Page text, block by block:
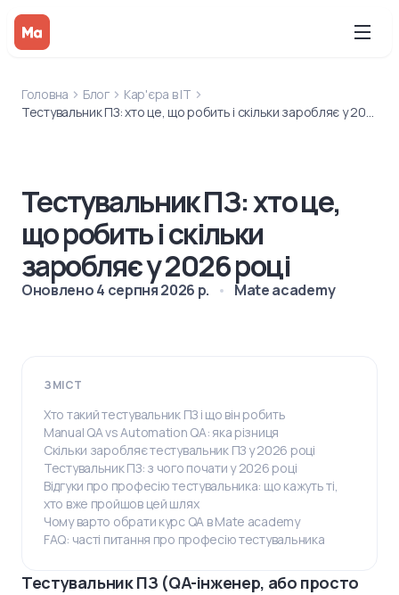
Головна Блог
Кар'єра в IT
Тестувальник ПЗ: хто це, що робить і скільки заробляє у 2026 році
Тестувальник ПЗ: хто це,
що робить і скільки
заробляє у 2026 році
Оновлено4 серпня 2026 р. Mate academy
ЗМІСТ
Хто такий тестувальник ПЗ і що він робить
Manual QA vs Automation QA: яка різниця
Скільки заробляє тестувальник ПЗ у 2026 році
Тестувальник ПЗ: з чого почати у 2026 році
Відгуки про професію тестувальника: що кажуть ті,
хто вже пройшов цей шлях
Чому варто обрати курс QA в Mate academy
FAQ: часті питання про професію тестувальника
Тестувальник ПЗ (QA-інженер, або просто